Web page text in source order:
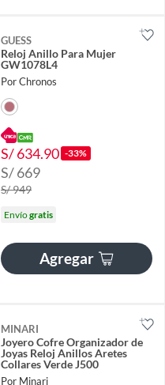
GUESS
Reloj Anillo Para Mujer
GW1078L4
Por Chronos
S/ 634.90 -33%
S/ 669
S/ 949
Envíogratis
Agregar
MINARI
Joyero Cofre Organizador de
Joyas Reloj Anillos Aretes
Collares Verde J500
Por Minari